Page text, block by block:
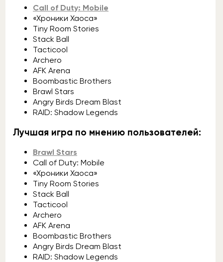
Call of Duty: Mobile
«Хроники Хаоса»
Tiny Room Stories
Stack Ball
Tacticool
Archero
AFK Arena
Boombastic Brothers
Brawl Stars
Angry Birds Dream Blast
RAID: Shadow Legends
Лучшая игра по мнению пользователей:
Brawl Stars
Call of Duty: Mobile
«Хроники Хаоса»
Tiny Room Stories
Stack Ball
Tacticool
Archero
AFK Arena
Boombastic Brothers
Angry Birds Dream Blast
RAID: Shadow Legends